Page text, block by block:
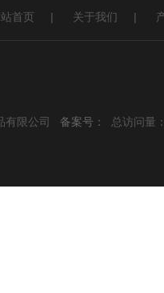
首页 | 关于我们 |
有限公司 备案号： 总访问量